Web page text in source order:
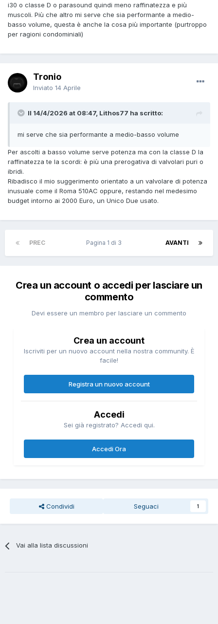
i30 o classe D o parasound quindi meno raffinatezza e più
muscoli. Più che altro mi serve che sia performante a medio-
basso volume, questa è anche la cosa più importante (purtroppo
per ragioni condominiali)
Tronio
Inviato 14 Aprile
Il 14/4/2026 at 08:47, Lithos77 ha scritto:
mi serve che sia performante a medio-basso volume
Per ascolti a basso volume serve potenza ma con la classe D la
raffinatezza te la scordi: è più una prerogativa di valvolari puri o
ibridi.
Ribadisco il mio suggerimento orientato a un valvolare di potenza
inusuale come il Roma 510AC oppure, restando nel medesimo
budget intorno ai 2000 Euro, un Unico Due usato.
PREC AVANTI
Pagina 1 di 3
Crea un account o accedi per lasciare un
commento
Devi essere un membro per lasciare un commento
Crea un account
Iscriviti per un nuovo account nella nostra community. È
facile!
Registra un nuovo account
Accedi
Sei già registrato? Accedi qui.
Accedi Ora
Condividi Seguaci 1
Vai alla lista discussioni